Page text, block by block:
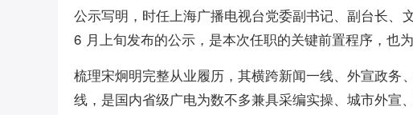
公示写明，时任上海广播电视台党委副书记、副台长
6 月上旬发布的公示，是本次任职的关键前置程序，也
梳理宋炯明完整从业履历，其横跨新闻一线、外宣政务
线，是国内省级广电为数不多兼具采编实操、城市外宣